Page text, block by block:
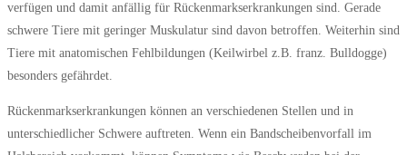
verfügen und damit anfällig für Rückenmarkserkrankungen sind. Gerade
schwere Tiere mit geringer Muskulatur sind davon betroffen. Weiterhin sind
Tiere mit anatomischen Fehlbildungen (Keilwirbel z.B. franz. Bulldogge)
besonders gefährdet.
Rückenmarkserkrankungen können an verschiedenen Stellen und in
unterschiedlicher Schwere auftreten. Wenn ein Bandscheibenvorfall im